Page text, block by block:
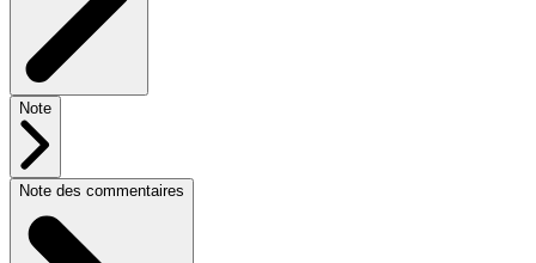
Note
Note des commentaires